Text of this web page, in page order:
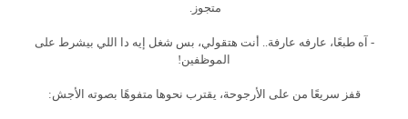
متجوز.
- آه طبعًا، عارفه عارفة.. أنت هتقولي، بس شغل إيه دا اللي بيشرط على
الموظفين!
قفز سريعًا من على الأرجوحة، يقترب نحوها متفوهًا بصوته الأجش: